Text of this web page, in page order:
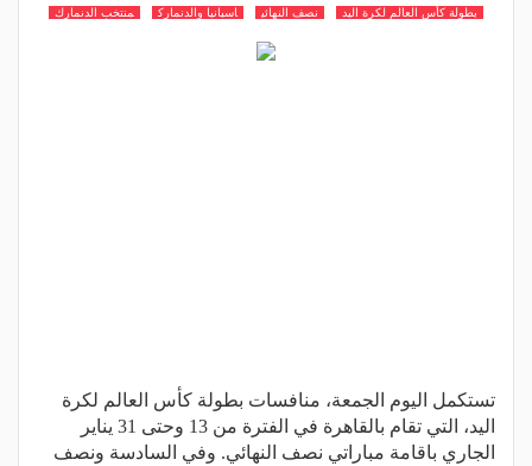
بطولة كأس العالم لكرة اليد نصف النهائي اسبانيا والدنمارك منتخب الدنمارك
تستكمل اليوم الجمعة، منافسات بطولة كأس العالم لكرة
اليد، التي تقام بالقاهرة في الفترة من 13 وحتى 31 يناير
الجاري باقامة مباراتي نصف النهائي. وفي السادسة ونصف